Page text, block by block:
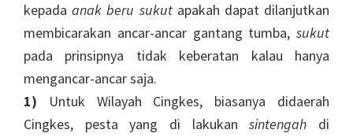
kepadaanak beru sukutapakah dapat dilanjutkan
membicarakan ancar-ancar gantang tumba, sukut
pada prinsipnya tidak keberatan kalau hanya
mengancar-ancar saja.
1) Untuk Wilayah Cingkes, biasanya didaerah
Cingkes, pesta yang di lakukansintengah di